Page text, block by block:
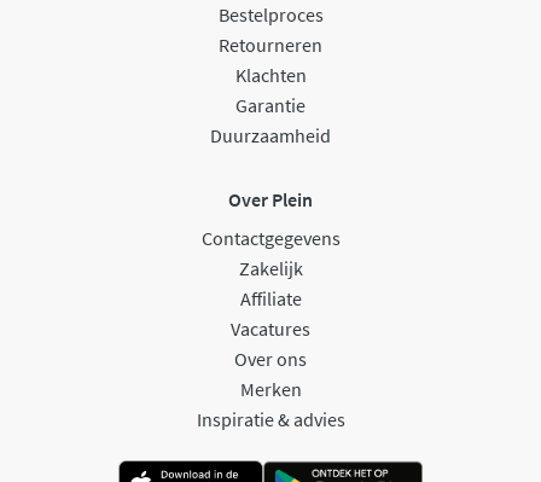
Bestelproces
Retourneren
Klachten
Garantie
Duurzaamheid
Over Plein
Contactgegevens
Zakelijk
Affiliate
Vacatures
Over ons
Merken
Inspiratie & advies